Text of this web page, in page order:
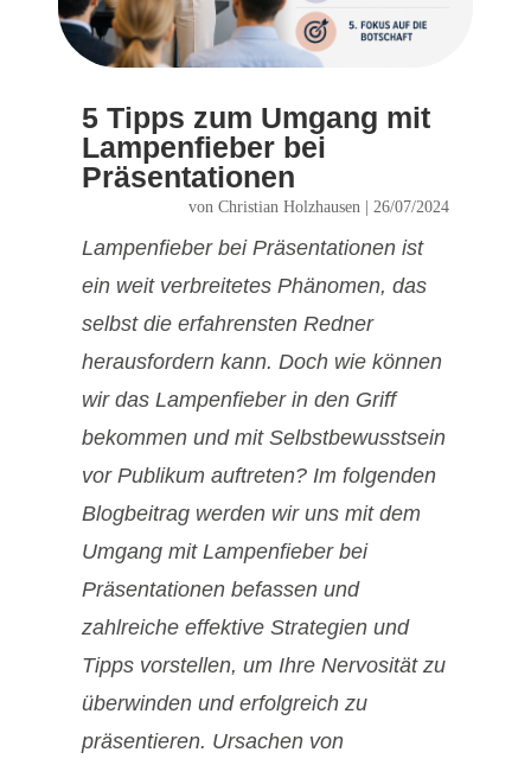
5 Tipps zum Umgang mit
Lampenfieber bei
Präsentationen
von Christian Holzhausen | 26/07/2024
Lampenfieber bei Präsentationen ist
ein weit verbreitetes Phänomen, das
selbst die erfahrensten Redner
herausfordern kann. Doch wie können
wir das Lampenfieber in den Griff
bekommen und mit Selbstbewusstsein
vor Publikum auftreten? Im folgenden
Blogbeitrag werden wir uns mit dem
Umgang mit Lampenfieber bei
Präsentationen befassen und
zahlreiche effektive Strategien und
Tipps vorstellen, um Ihre Nervosität zu
überwinden und erfolgreich zu
präsentieren. Ursachen von